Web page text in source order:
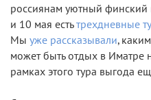
россиянам уютный
и 10 мая естьтрехдневные
Мы уже рассказывали,
может быть отдых в Иматре
рамках этого тура выгода